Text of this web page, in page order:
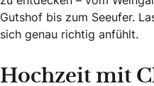
Gutshof bis zum Seeufer.
sich genau richtig anfühlt.
Hochzeit mit